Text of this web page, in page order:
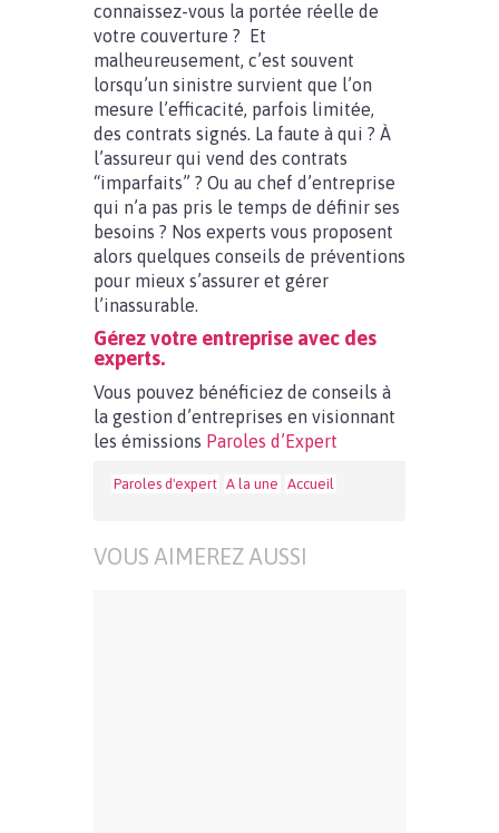
connaissez-vous la portée réelle de
votre couverture ? Et
malheureusement, c’est souvent
lorsqu’un sinistre survient que l’on
mesure l’efficacité, parfois limitée,
des contrats signés. La faute à qui ? À
l’assureur qui vend des contrats
“imparfaits” ? Ou au chef d’entreprise
qui n’a pas pris le temps de définir ses
besoins ? Nos experts vous proposent
alors quelques conseils de préventions
pour mieux s’assurer et gérer
l’inassurable.
Gérez votre entreprise avec des
experts.
Vous pouvez bénéficiez de conseils à
la gestion d’entreprises en visionnant
les émissions Paroles d’Expert
Paroles d'expert A la une Accueil
VOUS AIMEREZ AUSSI